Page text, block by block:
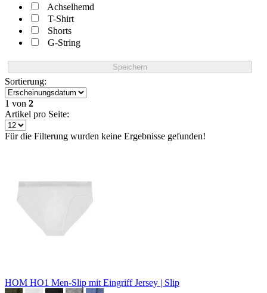
Achselhemd
T-Shirt
Shorts
G-String
Speichern
Sortierung:
1 von 2
Artikel pro Seite:
Für die Filterung wurden keine Ergebnisse gefunden!
HOM HO1 Men-Slip mit EingriffJersey | Slip